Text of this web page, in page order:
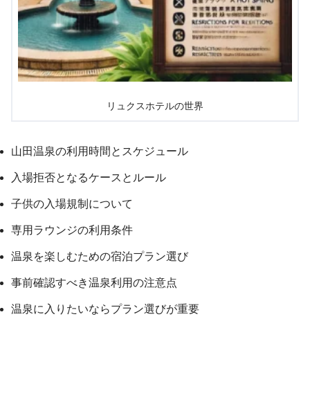
リュクスホテルの世界
山田温泉の利用時間とスケジュール
入場拒否となるケースとルール
子供の入場規制について
専用ラウンジの利用条件
温泉を楽しむための宿泊プラン選び
事前確認すべき温泉利用の注意点
温泉に入りたいならプラン選びが重要